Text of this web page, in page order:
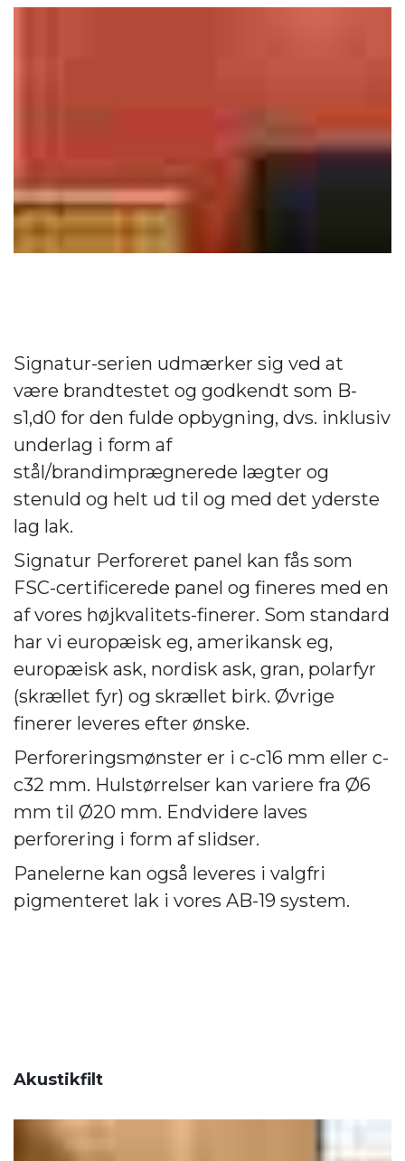
Signatur-serien udmærker sig ved at
være brandtestet og godkendt som B-
s1,d0 for den fulde opbygning, dvs. inklusiv
underlag i form af
stål/brandimprægnerede lægter og
stenuld og helt ud til og med det yderste
lag lak.
Signatur Perforeret panel kan fås som
FSC-certificerede panel og fineres med en
af vores højkvalitets-finerer. Som standard
har vi europæisk eg, amerikansk eg,
europæisk ask, nordisk ask, gran, polarfyr
(skrællet fyr) og skrællet birk. Øvrige
finerer leveres efter ønske.
Perforeringsmønster er i c-c16 mm eller c-
c32 mm. Hulstørrelser kan variere fra Ø6
mm til Ø20 mm. Endvidere laves
perforering i form af slidser.
Panelerne kan også leveres i valgfri
pigmenteret lak i vores AB-19 system.
Akustikfilt